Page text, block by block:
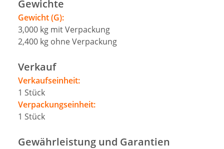
Gewichte
Gewicht (G):
3,000 kg mit Verpackung
2,400 kg ohne Verpackung
Verkauf
Verkaufseinheit:
1 Stück
Verpackungseinheit:
1 Stück
Gewährleistung und Garantien